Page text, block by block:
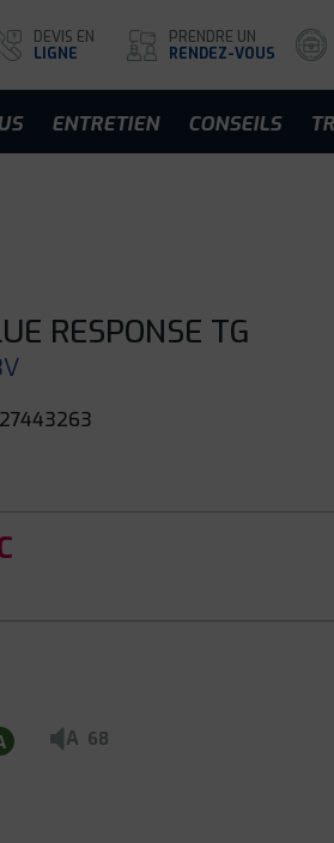
DEVIS EN
LIGNE
PRENDRE UN
RENDEZ-VOUS
ENTRETIEN CONSEILS
RESPONSE TG
A 68